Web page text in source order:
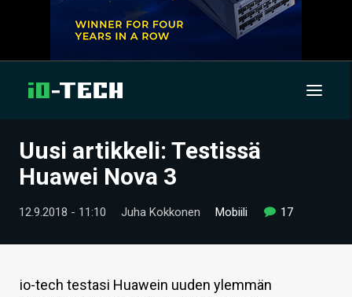
UUTISET
Uusi artikkeli: Testissä
Huawei Nova 3
12.9.2018 - 11:10 Juha Kokkonen Mobiili 17
io-tech testasi Huawein uuden ylemmän